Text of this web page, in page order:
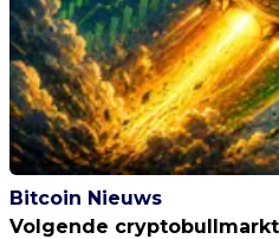
Bitcoin Nieuws
Volgende